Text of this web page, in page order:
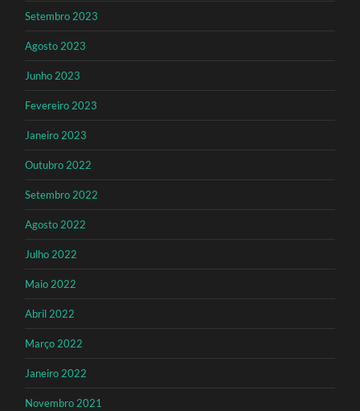
Setembro 2023
Agosto 2023
Junho 2023
Fevereiro 2023
Janeiro 2023
Outubro 2022
Setembro 2022
Agosto 2022
Julho 2022
Maio 2022
Abril 2022
Março 2022
Janeiro 2022
Novembro 2021